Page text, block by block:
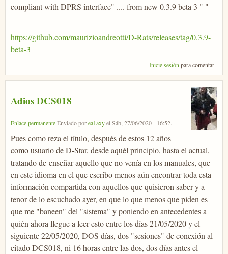
compliant with DPRS interface" .... from new 0.3.9 beta 3 " "
https://github.com/maurizioandreotti/D-Rats/releases/tag/0.3.9-
beta-3
Inicie sesión para comentar
Adios DCS018
Enlace permanenteEnviado porea1axyelSáb, 27/06/2020 - 16:52.
Pues como reza el título, después de estos 12 años
como usuario de D-Star, desde aquél principio, hasta el actual,
tratando de enseñar aquello que no venía en los manuales, que
en este idioma en el que escribo menos aún encontrar toda esta
información compartida con aquellos que quisieron saber y a
tenor de lo escuchado ayer, en que lo que menos que piden es
que me "baneen" del "sistema" y poniendo en antecedentes a
quién ahora llegue a leer esto entre los días 21/05/2020 y el
siguiente 22/05/2020, DOS días, dos "sesiones" de conexión al
citado DCS018, ni 16 horas entre las dos, dos días antes el